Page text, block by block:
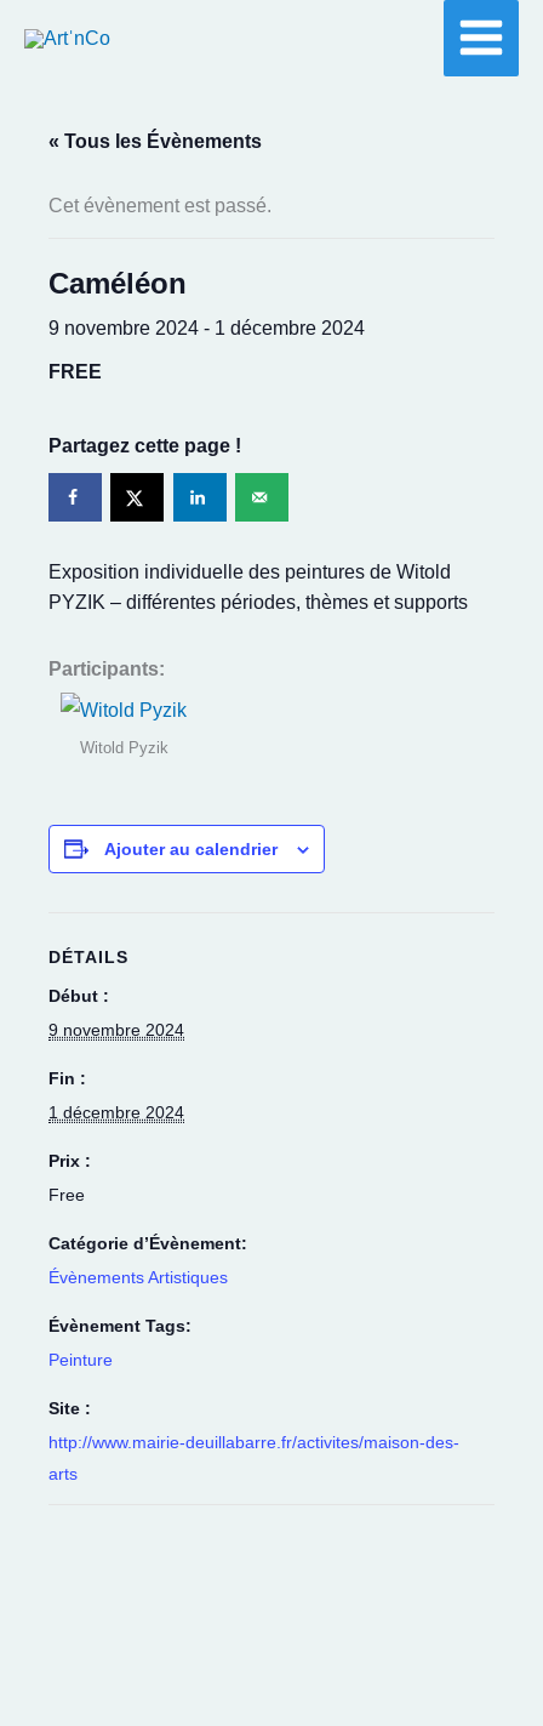
« Tous les Évènements
Cet évènement est passé.
Caméléon
9 novembre 2024 - 1 décembre 2024
FREE
Partagez cette page !
Exposition individuelle des peintures de Witold
PYZIK – différentes périodes, thèmes et supports
Participants:
Witold Pyzik
Ajouter au calendrier
DÉTAILS
Début :
9 novembre 2024
Fin :
1 décembre 2024
Prix :
Free
Catégorie d’Évènement:
Évènements Artistiques
Évènement Tags:
Peinture
Site :
http://www.mairie-deuillabarre.fr/activites/maison-des-
arts